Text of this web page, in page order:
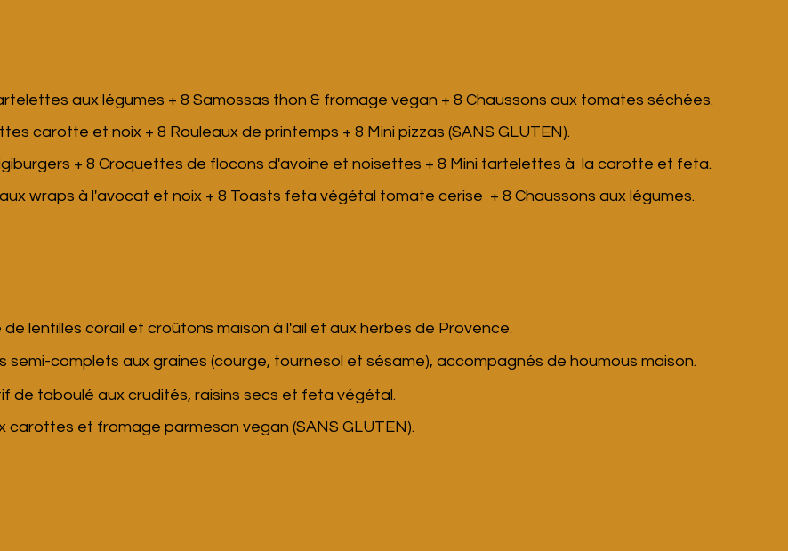
aux légumes + 8 Samossas thon & fromage vegan + 8 Chaussons aux tomates séchées.
carotte et noix + 8 Rouleaux de printemps + 8 Mini pizzas (SANS GLUTEN).
+ 8 Croquettes de flocons d'avoine et noisettes + 8 Mini tartelettes à la carotte et feta.
wraps à l'avocat et noix + 8 Toasts feta végétal tomate cerise + 8 Chaussons aux légumes.
de lentilles corail et croûtons maison à l'ail et aux herbes de Provence.
semi-complets aux graines (courge, tournesol et sésame), accompagnés de houmous maison.
de taboulé aux crudités, raisins secs et feta végétal.
carottes et fromage parmesan vegan (SANS GLUTEN).